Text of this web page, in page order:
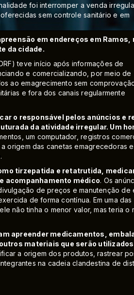
foi interromper a venda
sem controle sanitário e em
em endereços em Ramos,
da cidade.
teve início após informações de
e comercializando, por meio de
ao emagrecimento sem
e fora dos canais regularmente
o responsável pelos anúncios e
da atividade irregular. Um
um computador, registros
origem das canetas emagrecedoras
tirzepatida e retatrutida,
acompanhamento médico. Os
de preços e manutenção de
de forma contínua. Em uma das
não tinha o menor valor, mas teria o
apreender medicamentos,
materiais que serão utilizados
a origem dos produtos, rastrear
na cadeia clandestina de